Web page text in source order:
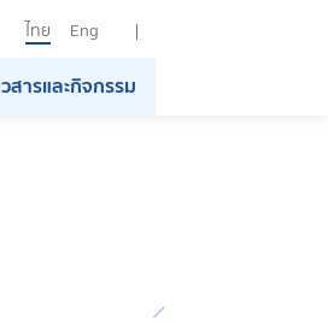
ไทย Eng
สารและกิจกรรม